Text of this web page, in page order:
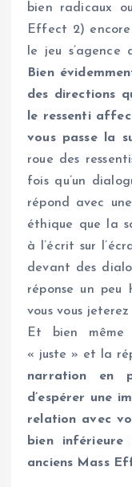
bien radicaux
Effect 2)
le jeu s’agence
Bien
des directions
le ressenti
vous passe la
roue des
fois qu’un
répond avec
éthique que la
à l’écrit sur
devant des
réponse un peu
vous vous
Et bien
« juste » et la
narration en
d’espérer une
relation avec
bien
anciens Mass